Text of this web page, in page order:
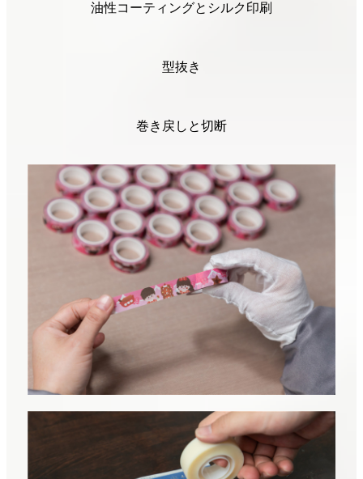
油性コーティングとシルク印刷
型抜き
巻き戻しと切断